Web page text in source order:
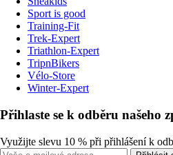
Sport is good
Training-Fit
Trek-Expert
Triathlon-Expert
TripnBikers
Vélo-Store
Winter-Expert
Přihlaste se k odběru našeho
Využijte slevu 10 % při přihlášení k